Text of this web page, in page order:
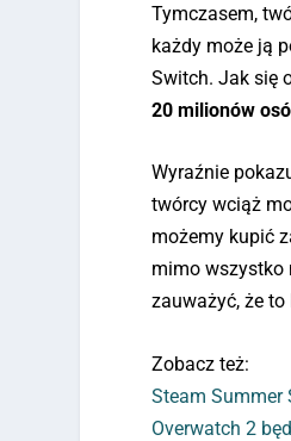
Tymczasem,
każdy może ją
Switch. Jak się
20 milionów
Wyraźnie
twórcy wciąż
możemy kupić
mimo wszystko
zauważyć, że to
Zobacz też:
Steam Summer
Overwatch 2